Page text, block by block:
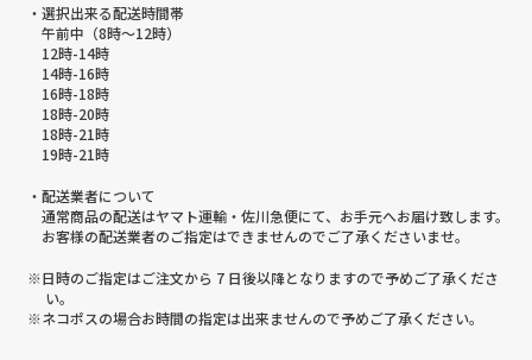
・選択出来る配送時間帯
午前中（8時～12時）
12時-14時
14時-16時
16時-18時
18時-20時
18時-21時
19時-21時
・配送業者について
通常商品の配送はヤマト運輸・佐川急便にて、お手元へお届け致します。
お客様の配送業者のご指定はできませんのでご了承くださいませ。
※日時のご指定はご注文から 7 日後以降となりますので予めご了承くださ
い。
※ネコポスの場合お時間の指定は出来ませんので予めご了承ください。